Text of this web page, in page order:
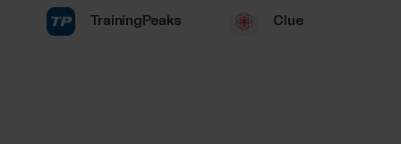
TrainingPeaks Clue